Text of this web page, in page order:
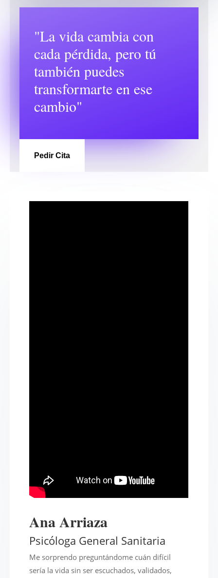
"La vida cambia con
cada pérdida, pero tú
también puedes
transformarte en ese
cambio"
Pedir Cita
Ana Arriaza
Psicóloga General Sanitaria
Me sorprendo preguntándome cuán difícil
sería la vida sin ser escuchados, validados,